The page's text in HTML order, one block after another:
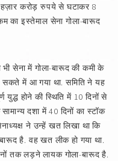
हज़ार करोड़ रुपये से घटाकर 8
का इस्तेमाल सेना गोला-बारूद
भी सेना में गोला-बारूद की कमी के
में आ गया था. समिति ने यह
युद्ध होने की स्थिति में 10 दिनों से
दशा में 40 दिनों का स्टॉक
ने उन्हें खत लिखा था कि
है. वह खत लीक हो गया था.
तक लड़ने लायक गोला-बारूद है.